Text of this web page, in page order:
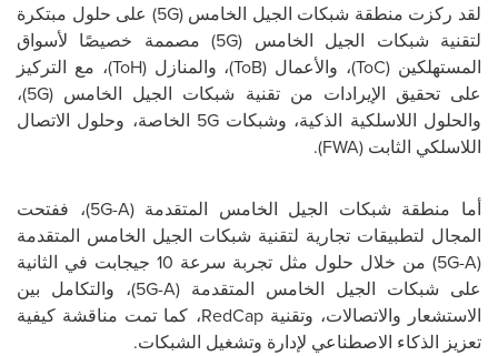
لقد ركزت منطقة شبكات الجيل الخامس (5G) على حلول مبتكرة
لتقنية شبكات الجيل الخامس (5G) مصممة خصيصًا لأسواق
المستهلكين (ToC)، والأعمال (ToB)، والمنازل (ToH)، مع التركيز
على تحقيق الإيرادات من تقنية شبكات الجيل الخامس (5G)،
والحلول اللاسلكية الذكية، وشبكات5G الخاصة، وحلول الاتصال
اللاسلكي الثابت (FWA
).
أما منطقة شبكات الجيل الخامس المتقدمة (5G-A)، ففتحت
المجال لتطبيقات تجارية لتقنية شبكات الجيل الخامس المتقدمة
(
5G-A
) من خلال حلول مثل تجربة سرعة 10 جيجابت في الثانية
على شبكات الجيل الخامس المتقدمة (5G-A)، والتكامل بين
الاستشعار والاتصالات، وتقنيةRedCap، كما تمت مناقشة كيفية
تعزيز الذكاء الاصطناعي لإدارة وتشغيل الشبكات.